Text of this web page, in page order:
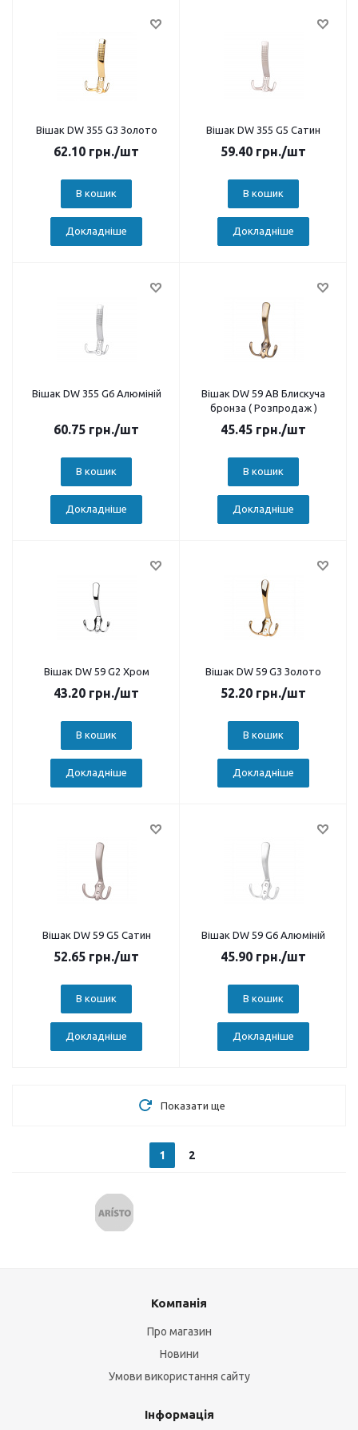
Вішак DW 355 G3 Золото
62.10 грн./шт
В кошик
Докладніше
Вішак DW 355 G5 Сатин
59.40 грн./шт
В кошик
Докладніше
Вішак DW 355 G6 Алюміній
60.75 грн./шт
В кошик
Докладніше
Вішак DW 59 AB Блискуча
бронза ( Розпродаж )
45.45 грн./шт
В кошик
Докладніше
Вішак DW 59 G2 Хром
43.20 грн./шт
В кошик
Докладніше
Вішак DW 59 G3 Золото
52.20 грн./шт
В кошик
Докладніше
Вішак DW 59 G5 Сатин
52.65 грн./шт
В кошик
Докладніше
Вішак DW 59 G6 Алюміній
45.90 грн./шт
В кошик
Докладніше
Показати ще
1 2
Компанія
Про магазин
Новини
Умови використання сайту
Інформація